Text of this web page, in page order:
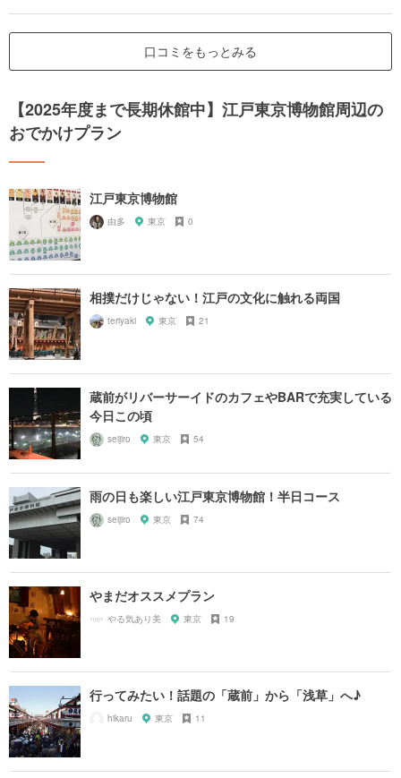
口コミをもっとみる
【2025年度まで長期休館中】江戸東京博物館周辺の
おでかけプラン
江戸東京博物館
由多 東京 0
相撲だけじゃない！江戸の文化に触れる両国
teriyaki 東京 21
蔵前がリバーサーイドのカフェやBARで充実している
今日この頃
seijiro 東京 54
雨の日も楽しい江戸東京博物館！半日コース
seijiro 東京 74
やまだオススメプラン
やる気あり美 東京 19
行ってみたい！話題の「蔵前」から「浅草」へ♪
hikaru 東京 11